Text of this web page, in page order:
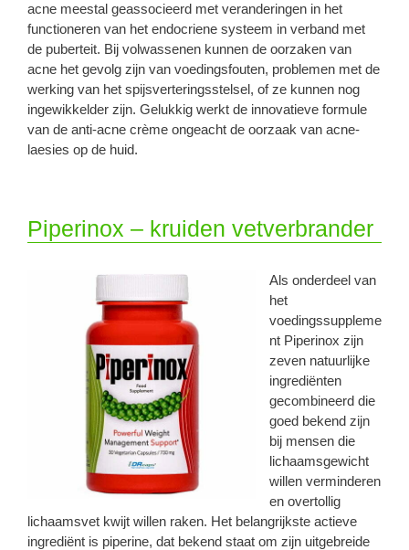
acne meestal geassocieerd met veranderingen in het
functioneren van het endocriene systeem in verband met
de puberteit. Bij volwassenen kunnen de oorzaken van
acne het gevolg zijn van voedingsfouten, problemen met de
werking van het spijsverteringsstelsel, of ze kunnen nog
ingewikkelder zijn. Gelukkig werkt de innovatieve formule
van de anti-acne crème ongeacht de oorzaak van acne-
laesies op de huid.
Piperinox – kruiden vetverbrander
Als onderdeel van
het
voedingssuppleme
nt Piperinox zijn
zeven natuurlijke
ingrediënten
gecombineerd die
goed bekend zijn
bij mensen die
lichaamsgewicht
willen verminderen
en overtollig
lichaamsvet kwijt willen raken. Het belangrijkste actieve
ingrediënt is piperine, dat bekend staat om zijn uitgebreide